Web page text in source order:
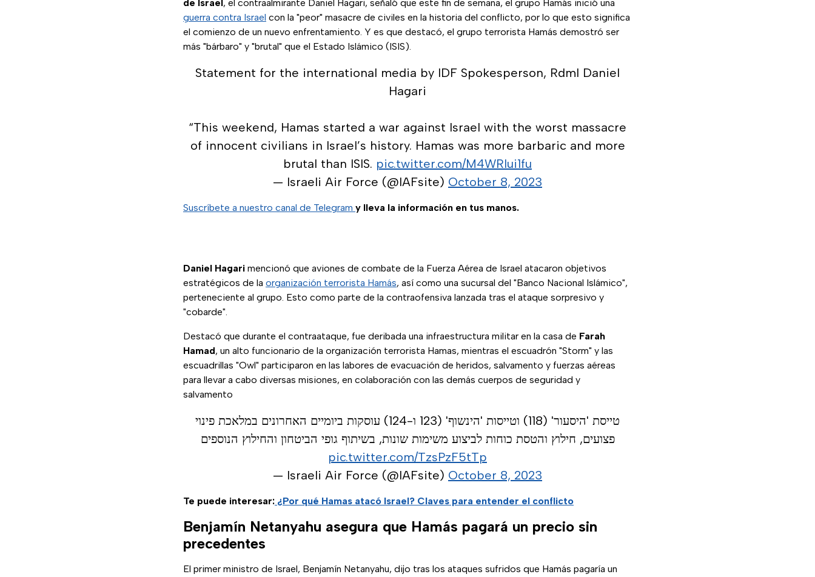
de Israel, el contraalmirante Daniel Hagari, señaló que este fin de semana, el grupo Hamás inició una
guerra contra Israel con la "peor" masacre de civiles en la historia del conflicto, por lo que esto significa
el comienzo de un nuevo enfrentamiento. Y es que destacó, el grupo terrorista Hamás demostró ser
más "bárbaro" y "brutal" que el Estado Islámico (ISIS).
Statement for the international media by IDF Spokesperson, Rdml Daniel
Hagari
“This weekend, Hamas started a war against Israel with the worst massacre
of innocent civilians in Israel’s history. Hamas was more barbaric and more
brutal than ISIS. pic.twitter.com/M4WRlui1fu
— Israeli Air Force (@IAFsite) October 8, 2023
Suscríbete a nuestro canal de Telegram y lleva la información en tus manos.
Daniel Hagari mencionó que aviones de combate de la Fuerza Aérea de Israel atacaron objetivos
estratégicos de la organización terrorista Hamás, así como una sucursal del "Banco Nacional Islámico",
perteneciente al grupo. Esto como parte de la contraofensiva lanzada tras el ataque sorpresivo y
"cobarde".
Destacó que durante el contraataque, fue deribada una infraestructura militar en la casa de Farah
Hamad, un alto funcionario de la organización terrorista Hamas, mientras el escuadrón "Storm" y las
escuadrillas "Owl" participaron en las labores de evacuación de heridos, salvamento y fuerzas aéreas
para llevar a cabo diversas misiones, en colaboración con las demás cuerpos de seguridad y
salvamento
טייסת 'היסעור' (118) וטייסות 'הינשוף' (123 ו-124) עוסקות ביומיים האחרונים במלאכת פינוי
פצועים, חילוץ והטסת כוחות לביצוע משימות שונות, בשיתוף גופי הביטחון והחילוץ הנוספים
pic.twitter.com/TzsPzF5tTp
— Israeli Air Force (@IAFsite) October 8, 2023
Te puede interesar: ¿Por qué Hamas atacó Israel? Claves para entender el conflicto
Benjamín Netanyahu asegura que Hamás pagará un precio sin
precedentes
El primer ministro de Israel, Benjamín Netanyahu, dijo tras los ataques sufridos que Hamás pagaría un